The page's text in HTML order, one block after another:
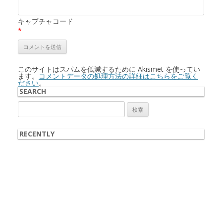
キャプチャコード
*
このサイトはスパムを低減するために Akismet を使ってい
ます。 コメントデータの処理方法の詳細はこちらをご覧く
ださい。
SEARCH
索:
RECENTLY